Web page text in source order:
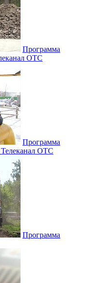
Программа
ОТС
Программа
Телеканал ОТС
Программа